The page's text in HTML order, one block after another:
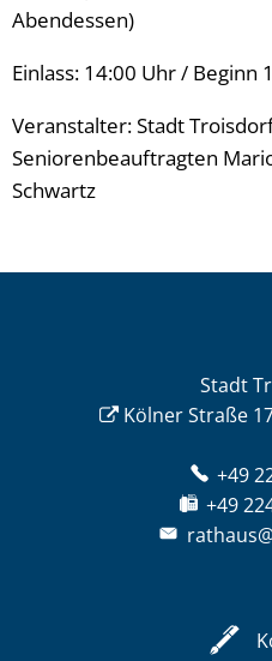
Abendessen)
Einlass: 14:00 Uhr / Beginn
Veranstalter: Stadt
Seniorenbeauftragten
Schwartz
Stadt
Kölner Straße
+49
+49